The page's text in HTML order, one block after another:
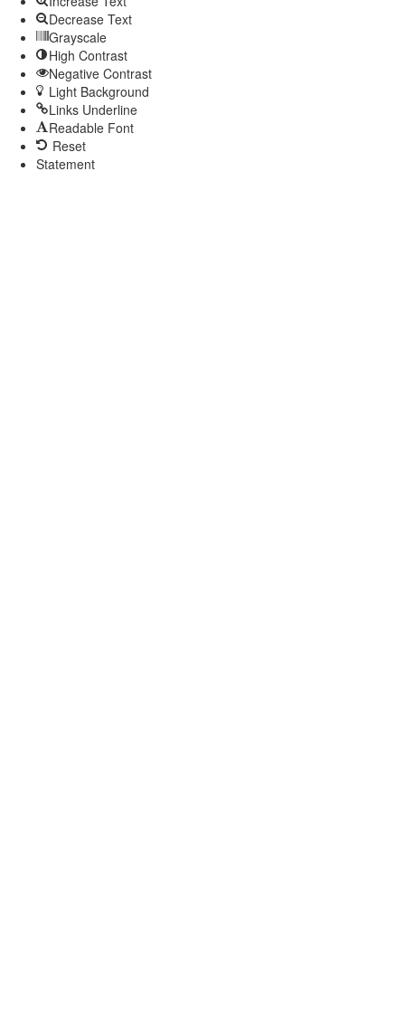
Decrease Text
Grayscale
High Contrast
Negative Contrast
Light Background
Links Underline
Readable Font
Reset
Statement